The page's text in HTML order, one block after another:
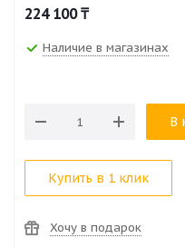
224 100₸
Наличие в магазинах
В
Купить в 1 клик
Хочу в подарок